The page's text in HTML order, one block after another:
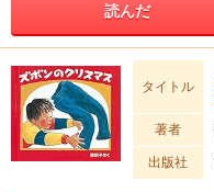
読んだ
タイトル
著者
出版社